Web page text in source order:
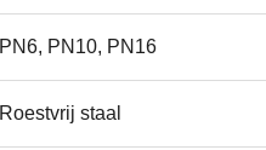
PN6, PN10, PN16
Roestvrij staal